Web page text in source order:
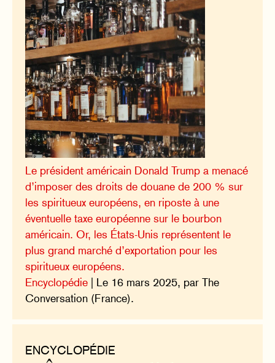
Le président américain Donald Trump a menacé
d’imposer des droits de douane de 200 % sur
les spiritueux européens, en riposte à une
éventuelle taxe européenne sur le bourbon
américain. Or, les États-Unis représentent le
plus grand marché d’exportation pour les
spiritueux européens.
Encyclopédie | Le 16 mars 2025, par The
Conversation (France).
ENCYCLOPÉDIE